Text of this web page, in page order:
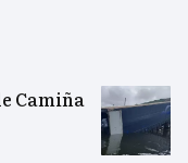
Camiña